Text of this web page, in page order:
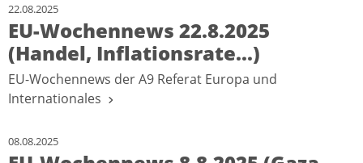
22.08.2025
EU-Wochennews 22.8.2025
(Handel, Inflationsrate...)
EU-Wochennews der A9 Referat Europa und
Internationales
08.08.2025